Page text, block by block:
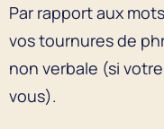
Par rapport aux
vos tournures de
non verbale (si
vous).